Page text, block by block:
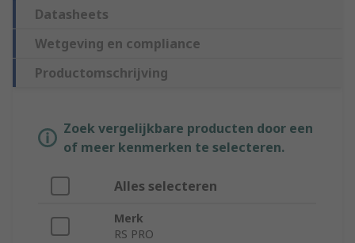
Datasheets
Wetgeving en compliance
Productomschrijving
Zoek vergelijkbare producten door een
of meer kenmerken te selecteren.
Alles selecteren
Merk
RS PRO